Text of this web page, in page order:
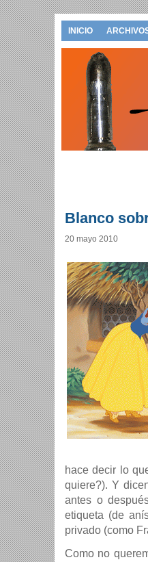
INICIO
Blanco
20 mayo 2010
hace decir lo
quiere?). Y
antes o
etiqueta (de
privado (como
Como no